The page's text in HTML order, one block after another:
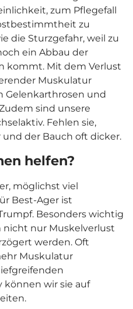
zum Pflegefall
zu
die Sturzgefahr, weil zu
ein Abbau der
kommt. Mit dem Verlust
Muskulatur
Gelenkarthrosen und
sind unsere
Fehlen sie,
der Bauch oft dicker.
helfen?
möglichst viel
Best-Ager ist
Besonders wichtig
nicht nur Muskelverlust
werden. Oft
Muskulatur
können wir sie auf